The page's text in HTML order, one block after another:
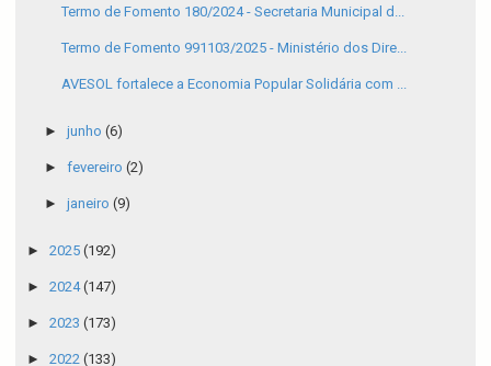
Termo de Fomento 180/2024 - Secretaria Municipal d...
Termo de Fomento 991103/2025 - Ministério dos Dire...
AVESOL fortalece a Economia Popular Solidária com ...
► junho (6)
► fevereiro (2)
► janeiro (9)
► 2025 (192)
► 2024(147)
► 2023 (173)
► 2022 (133)